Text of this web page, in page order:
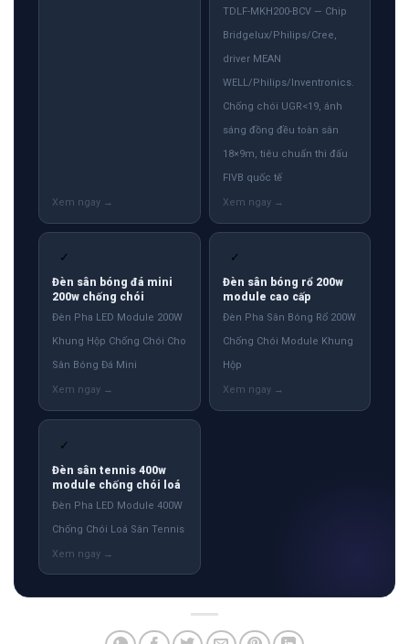
TDLF-MKH200-BCV — Chip
Bridgelux/Philips/Cree,
driver MEAN
WELL/Philips/Inventronics.
Chống chói UGR<19, ánh
sáng đồng đều toàn sân
18×9m, tiêu chuẩn thi đấu
FIVB quốc tế
✓
Đèn sân bóng đá mini
200w chống chói
Đèn Pha LED Module 200W
Khung Hộp Chống Chói Cho
Sân Bóng Đá Mini
✓
Đèn sân bóng rổ 200w
module cao cấp
Đèn Pha Sân Bóng Rổ 200W
Chống Chói Module Khung
Hộp
✓
Đèn sân tennis 400w
module chống chói loá
Đèn Pha LED Module 400W
Chống Chói Loá Sân Tennis